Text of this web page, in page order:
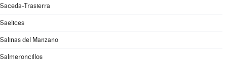
Saceda-Trasierra
Saelices
Salinas del Manzano
Salmeroncillos